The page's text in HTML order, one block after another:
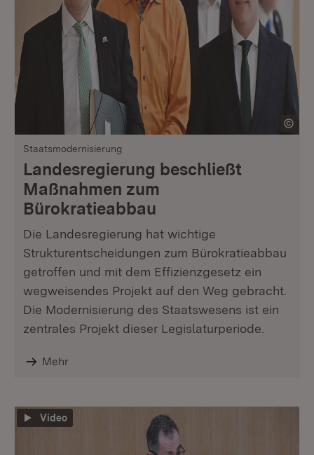
Staatsmodernisierung
Landesregierung beschließt
Maßnahmen zum
Bürokratieabbau
Die Landesregierung hat wichtige
Strukturentscheidungen zum Bürokratieabbau
getroffen und mit dem Effizienzgesetz ein
wegweisendes Projekt auf den Weg gebracht.
Die Modernisierung des Staatswesens ist ein
zentrales Projekt dieser Legislaturperiode.
Mehr
Video